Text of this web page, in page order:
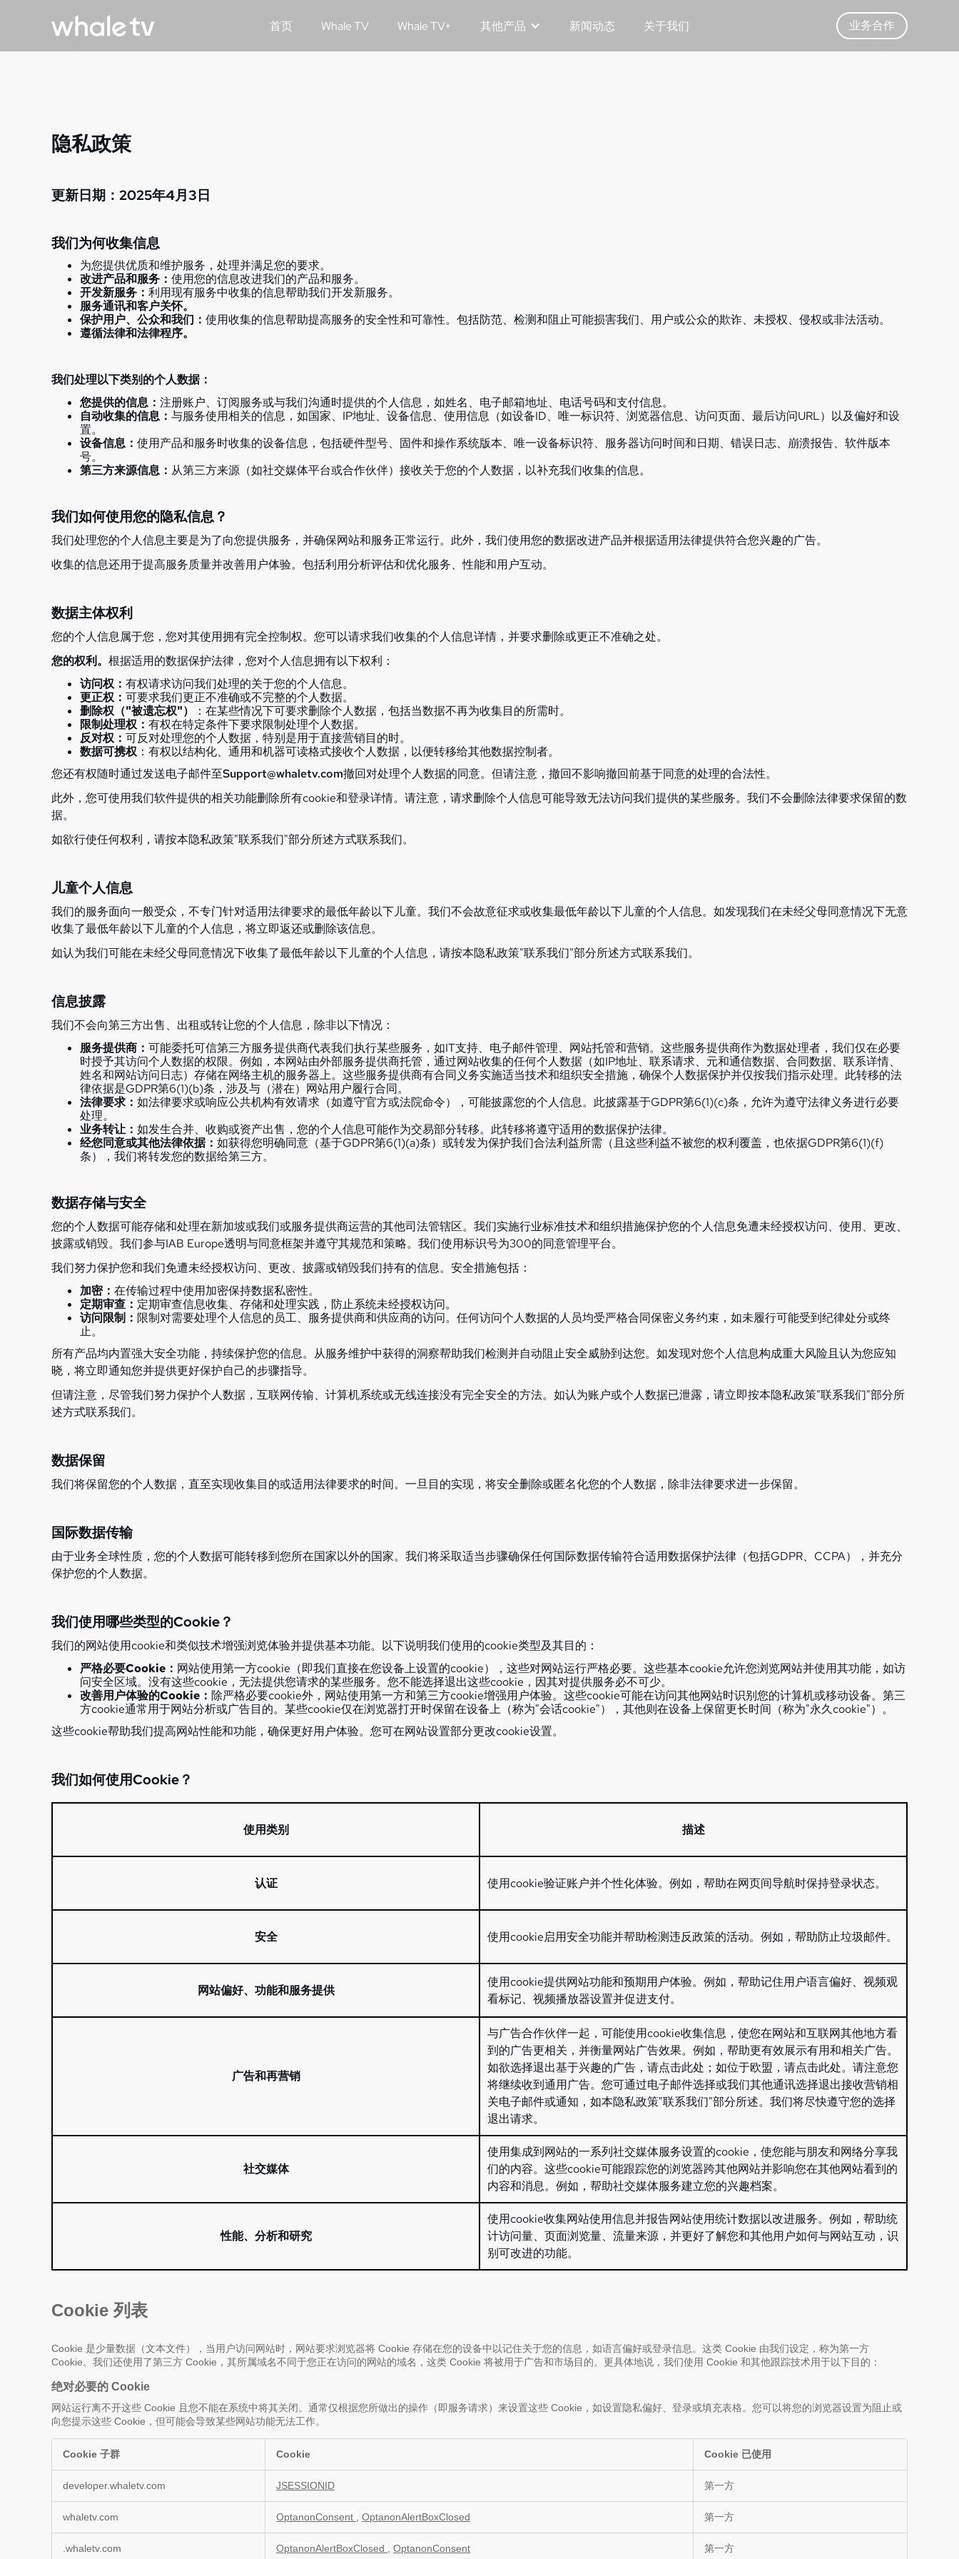
首页 Whale TV Whale TV+ 其他产品 新闻动态 关于我们 业务合作
隐私政策
更新日期：2025年4月3日
我们为何收集信息
为您提供优质和维护服务，处理并满足您的要求。
改进产品和服务： 使用您的信息改进我们的产品和服务。
开发新服务： 利用现有服务中收集的信息帮助我们开发新服务。
服务通讯和客户关怀。
保护用户、公众和我们： 使用收集的信息帮助提高服务的安全性和可靠性。包括防范、检测和阻止可能损害我们、用户或公众的欺诈、未授权、侵权或非法活动。
遵循法律和法律程序。
我们处理以下类别的个人数据：
您提供的信息： 注册账户、订阅服务或与我们沟通时提供的个人信息，如姓名、电子邮箱地址、电话号码和支付信息。
自动收集的信息： 与服务使用相关的信息，如国家、IP地址、设备信息、使用信息（如设备ID、唯一标识符、浏览器信息、访问页面、最后访问URL）以及偏好和设
置。
设备信息： 使用产品和服务时收集的设备信息，包括硬件型号、固件和操作系统版本、唯一设备标识符、服务器访问时间和日期、错误日志、崩溃报告、软件版本
号。
第三方来源信息： 从第三方来源（如社交媒体平台或合作伙伴）接收关于您的个人数据，以补充我们收集的信息。
我们如何使用您的隐私信息？
我们处理您的个人信息主要是为了向您提供服务，并确保网站和服务正常运行。此外，我们使用您的数据改进产品并根据适用法律提供符合您兴趣的广告。
收集的信息还用于提高服务质量并改善用户体验。包括利用分析评估和优化服务、性能和用户互动。
数据主体权利
您的个人信息属于您，您对其使用拥有完全控制权。您可以请求我们收集的个人信息详情，并要求删除或更正不准确之处。
您的权利。 根据适用的数据保护法律，您对个人信息拥有以下权利：
访问权： 有权请求访问我们处理的关于您的个人信息。
更正权： 可要求我们更正不准确或不完整的个人数据。
删除权（"被遗忘权"）
：在某些情况下可要求删除个人数据，包括当数据不再为收集目的所需时。
限制处理权： 有权在特定条件下要求限制处理个人数据。
反对权： 可反对处理您的个人数据，特别是用于直接营销目的时。
数据可携权 ：有权以结构化、通用和机器可读格式接收个人数据，以便转移给其他数据控制者。
您还有权随时通过发送电子邮件至Support@whaletv.com撤回对处理个人数据的同意。但请注意，撤回不影响撤回前基于同意的处理的合法性。
此外，您可使用我们软件提供的相关功能删除所有cookie和登录详情。请注意，请求删除个人信息可能导致无法访问我们提供的某些服务。我们不会删除法律要求保留的数
据。
如欲行使任何权利，请按本隐私政策"联系我们"部分所述方式联系我们。
儿童个人信息
我们的服务面向一般受众，不专门针对适用法律要求的最低年龄以下儿童。我们不会故意征求或收集最低年龄以下儿童的个人信息。如发现我们在未经父母同意情况下无意
收集了最低年龄以下儿童的个人信息，将立即返还或删除该信息。
如认为我们可能在未经父母同意情况下收集了最低年龄以下儿童的个人信息，请按本隐私政策"联系我们"部分所述方式联系我们。
信息披露
我们不会向第三方出售、出租或转让您的个人信息，除非以下情况：
服务提供商： 可能委托可信第三方服务提供商代表我们执行某些服务，如IT支持、电子邮件管理、网站托管和营销。这些服务提供商作为数据处理者，我们仅在必要
时授予其访问个人数据的权限。例如，本网站由外部服务提供商托管，通过网站收集的任何个人数据（如IP地址、联系请求、元和通信数据、合同数据、联系详情、
姓名和网站访问日志）存储在网络主机的服务器上。这些服务提供商有合同义务实施适当技术和组织安全措施，确保个人数据保护并仅按我们指示处理。此转移的法
律依据是GDPR第6(1)(b)条，涉及与（潜在）网站用户履行合同。
法律要求： 如法律要求或响应公共机构有效请求（如遵守官方或法院命令），可能披露您的个人信息。此披露基于GDPR第6(1)(c)条，允许为遵守法律义务进行必要
处理。
业务转让： 如发生合并、收购或资产出售，您的个人信息可能作为交易部分转移。此转移将遵守适用的数据保护法律。
经您同意或其他法律依据： 如获得您明确同意（基于GDPR第6(1)(a)条）或转发为保护我们合法利益所需（且这些利益不被您的权利覆盖，也依据GDPR第6(1)(f)
条），我们将转发您的数据给第三方。
数据存储与安全
您的个人数据可能存储和处理在新加坡或我们或服务提供商运营的其他司法管辖区。我们实施行业标准技术和组织措施保护您的个人信息免遭未经授权访问、使用、更改、
披露或销毁。我们参与IAB Europe透明与同意框架并遵守其规范和策略。我们使用标识号为300的同意管理平台。
我们努力保护您和我们免遭未经授权访问、更改、披露或销毁我们持有的信息。安全措施包括：
加密： 在传输过程中使用加密保持数据私密性。
定期审查： 定期审查信息收集、存储和处理实践，防止系统未经授权访问。
访问限制： 限制对需要处理个人信息的员工、服务提供商和供应商的访问。任何访问个人数据的人员均受严格合同保密义务约束，如未履行可能受到纪律处分或终
止。
所有产品均内置强大安全功能，持续保护您的信息。从服务维护中获得的洞察帮助我们检测并自动阻止安全威胁到达您。如发现对您个人信息构成重大风险且认为您应知
晓，将立即通知您并提供更好保护自己的步骤指导。
但请注意，尽管我们努力保护个人数据，互联网传输、计算机系统或无线连接没有完全安全的方法。如认为账户或个人数据已泄露，请立即按本隐私政策"联系我们"部分所
述方式联系我们。
数据保留
我们将保留您的个人数据，直至实现收集目的或适用法律要求的时间。一旦目的实现，将安全删除或匿名化您的个人数据，除非法律要求进一步保留。
国际数据传输
由于业务全球性质，您的个人数据可能转移到您所在国家以外的国家。我们将采取适当步骤确保任何国际数据传输符合适用数据保护法律（包括GDPR、CCPA），并充分
保护您的个人数据。
我们使用哪些类型的Cookie？
我们的网站使用cookie和类似技术增强浏览体验并提供基本功能。以下说明我们使用的cookie类型及其目的：
严格必要Cookie： 网站使用第一方cookie（即我们直接在您设备上设置的cookie），这些对网站运行严格必要。这些基本cookie允许您浏览网站并使用其功能，如访
问安全区域。没有这些cookie，无法提供您请求的某些服务。您不能选择退出这些cookie，因其对提供服务必不可少。
改善用户体验的Cookie： 除严格必要cookie外，网站使用第一方和第三方cookie增强用户体验。这些cookie可能在访问其他网站时识别您的计算机或移动设备。第三
方cookie通常用于网站分析或广告目的。某些cookie仅在浏览器打开时保留在设备上（称为"会话cookie"），其他则在设备上保留更长时间（称为"永久cookie"）。
这些cookie帮助我们提高网站性能和功能，确保更好用户体验。您可在网站设置部分更改cookie设置。
我们如何使用Cookie？
使用类别 描述
认证 使用cookie验证账户并个性化体验。例如，帮助在网页间导航时保持登录状态。
安全 使用cookie启用安全功能并帮助检测违反政策的活动。例如，帮助防止垃圾邮件。
网站偏好、功能和服务提供
使用cookie提供网站功能和预期用户体验。例如，帮助记住用户语言偏好、视频观
看标记、视频播放器设置并促进支付。
广告和再营销
与广告合作伙伴一起，可能使用cookie收集信息，使您在网站和互联网其他地方看
到的广告更相关，并衡量网站广告效果。例如，帮助更有效展示有用和相关广告。
如欲选择退出基于兴趣的广告，请点击此处 ；如位于欧盟，请点击此处。请注意您
将继续收到通用广告。您可通过电子邮件选择或我们其他通讯选择退出接收营销相
关电子邮件或通知，如本隐私政策"联系我们"部分所述。我们将尽快遵守您的选择
退出请求。
社交媒体
使用集成到网站的一系列社交媒体服务设置的cookie，使您能与朋友和网络分享我
们的内容。这些cookie可能跟踪您的浏览器跨其他网站并影响您在其他网站看到的
内容和消息。例如，帮助社交媒体服务建立您的兴趣档案。
性能、分析和研究
使用cookie收集网站使用信息并报告网站使用统计数据以改进服务。例如，帮助统
计访问量、页面浏览量、流量来源，并更好了解您和其他用户如何与网站互动，识
别可改进的功能。
Cookie 列表
Cookie 是少量数据（文本文件），当用户访问网站时，网站要求浏览器将 Cookie 存储在您的设备中以记住关于您的信息，如语言偏好或登录信息。这类 Cookie 由我们设定，称为第一方
Cookie。我们还使用了第三方 Cookie，其所属域名不同于您正在访问的网站的域名，这类 Cookie 将被用于广告和市场目的。更具体地说，我们使用 Cookie 和其他跟踪技术用于以下目的：
绝对必要的 Cookie
网站运行离不开这些 Cookie 且您不能在系统中将其关闭。通常仅根据您所做出的操作（即服务请求）来设置这些 Cookie，如设置隐私偏好、登录或填充表格。您可以将您的浏览器设置为阻止或
向您提示这些 Cookie，但可能会导致某些网站功能无法工作。
的
Cookie
Cookie 子群 Cookie Cookie 已使用
developer.whaletv.com JSESSIONID 第一方
whaletv.com OptanonConsent OptanonAlertBoxClosed 第一方
.whaletv.com OptanonAlertBoxClosed OptanonConsent 第一方